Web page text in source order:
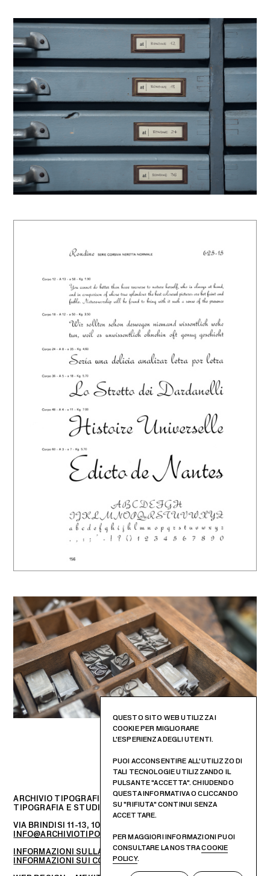
ARCHIVIO TIPOGRAFICO
TIPOGRAFIA E STUDIO DI PROGETTAZIONE GRAFICA
VIA BRINDISI 11-13, 10152 – TORINO, ITALIA
INFO@ARCHIVIOTIPOGRAFICO.IT
INFORMAZIONI SULLA PRIVACY
INFORMAZIONI SUI COOKIES
QUESTO SITO WEB UTILIZZA I
COOKIE PER MIGLIORARE
L'ESPERIENZA DEGLI UTENTI.
PUOI ACCONSENTIRE ALL'UTILIZZO DI
TALI TECNOLOGIE UTILIZZANDO IL
PULSANTE "ACCETTA". CHIUDENDO
QUESTA INFORMATIVA O CLICCANDO
SU "RIFIUTA" CONTINUI SENZA
ACCETTARE.
PER MAGGIORI INFORMAZIONI PUOI
CONSULTARE LA NOSTRACOOKIE
POLICY.